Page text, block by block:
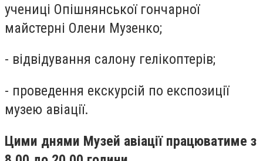
учениці Опішнянської гончарної
майстерні Олени Музенко;
- відвідування салону гелікоптерів;
- проведення екскурсій по експозиції
музею авіації.
Цими днями Музей авіації працюватиме з